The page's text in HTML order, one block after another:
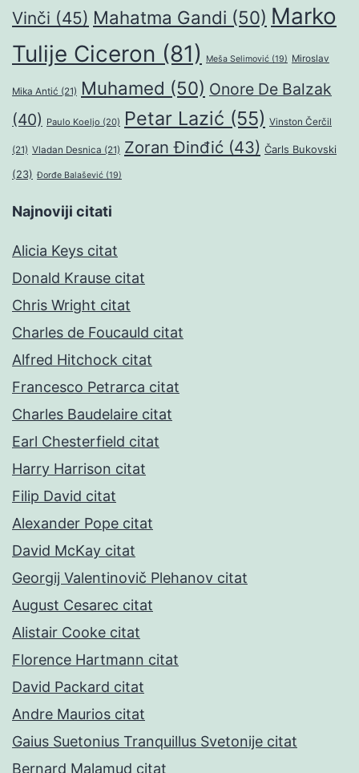
Vinči (45) Mahatma Gandi (50) Marko
Tulije Ciceron (81) Meša Selimović (19) Miroslav
Mika Antić (21) Muhamed (50) Onore De Balzak
(40) Paulo Koeljo (20) Petar Lazić (55) Vinston Čerčil
(21) Vladan Desnica (21) Zoran Đinđić (43) Čarls Bukovski
(23) Đorđe Balašević (19)
Najnoviji citati
Alicia Keys citat
Donald Krause citat
Chris Wright citat
Charles de Foucauld citat
Alfred Hitchock citat
Francesco Petrarca citat
Charles Baudelaire citat
Earl Chesterfield citat
Harry Harrison citat
Filip David citat
Alexander Pope citat
David McKay citat
Georgij Valentinovič Plehanov citat
August Cesarec citat
Alistair Cooke citat
Florence Hartmann citat
David Packard citat
Andre Maurios citat
Gaius Suetonius Tranquillus Svetonije citat
Bernard Malamud citat